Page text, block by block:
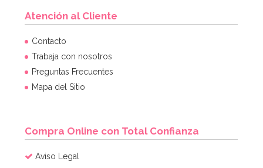
Atención al Cliente
Contacto
Trabaja con nosotros
Preguntas Frecuentes
Mapa del Sitio
Compra Online con Total Confianza
Aviso Legal